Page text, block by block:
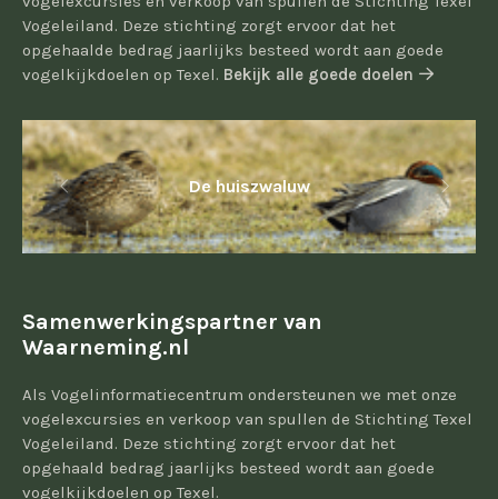
Vogeleiland. Deze stichting zorgt ervoor dat het
opgehaalde bedrag jaarlijks besteed wordt aan goede
vogelkijkdoelen op Texel. Bekijk alle goede doelen
De huiszwaluw
Samenwerkingspartner van
Waarneming.nl
Als Vogelinformatiecentrum ondersteunen we met onze
vogelexcursies en verkoop van spullen de Stichting Texel
Vogeleiland. Deze stichting zorgt ervoor dat het
opgehaald bedrag jaarlijks besteed wordt aan goede
vogelkijkdoelen op Texel.